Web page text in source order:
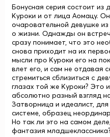
Бонусная серия состоит из
Куроки и от лица Аомацу.
очаровательной девушке
о жизни. Однажды он
сразу понимает, что это
снова приходит на их
мысли про Куроки его на
влет его, и сам не отдавая
стремиться сблизиться с
глазах той же Куроки? Это
абсолютно разный взгляд
Затворница и идеалист,
системе, образец
Но так ли это на самом
фантазия